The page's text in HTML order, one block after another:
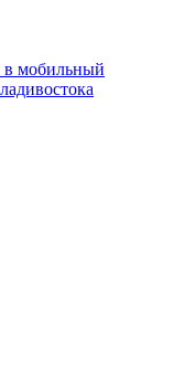
в мобильный